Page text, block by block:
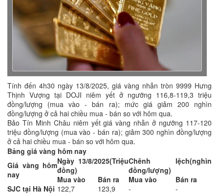
Tính đến 4h30 ngày 13/8/2025, giá vàng nhẫn tròn 9999 Hưng
Thịnh Vượng tại DOJI niêm yết ở ngưỡng 116,8-119,3 triệu
đồng/lượng (mua vào - bán ra); mức giá giảm 200 nghìn
đồng/lượng ở cả hai chiều mua - bán so với hôm qua.
Bảo Tín Minh Châu niêm yết giá vàng nhẫn ở ngưỡng 117-120
triệu đồng/lượng (mua vào - bán ra); giảm 300 nghìn đồng/lượng
ở cả hai chiều mua - bán so với hôm qua.
Bảng giá vàng hôm nay
Giá vàng hôm
nay
Ngày 13/8/2025(Triệu
đồng)
Chênh lệch(nghìn
đồng/lượng)
Mua vào
Bán ra Mua vào
Bán ra
SJC tại Hà Nội 122,7 123,9 -
-